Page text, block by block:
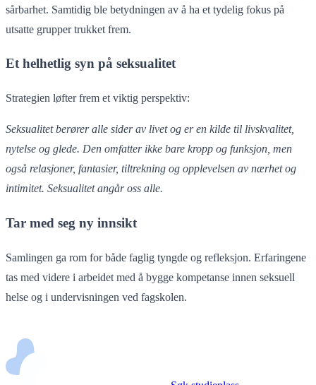
sårbarhet. Samtidig ble betydningen av å ha et tydelig fokus på
utsatte grupper trukket frem.
Et helhetlig syn på seksualitet
Strategien løfter frem et viktig perspektiv:
Seksualitet berører alle sider av livet og er en kilde til livskvalitet,
nytelse og glede. Den omfatter ikke bare kropp og funksjon, men
også relasjoner, fantasier, tiltrekning og opplevelsen av nærhet og
intimitet. Seksualitet angår oss alle.
Tar med seg ny innsikt
Samlingen ga rom for både faglig tyngde og refleksjon. Erfaringene
tas med videre i arbeidet med å bygge kompetanse innen seksuell
helse og i undervisningen ved fagskolen.